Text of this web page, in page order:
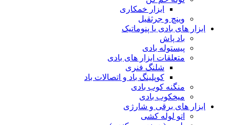
ابزار خمکاری
وینچ و جرثقیل
ابزار های بادی یا پنوماتیک
باد پاش
پیستوله بادی
متعلقات ابزار های بادی
شلنگ فنری
کوپلینگ باد و اتصالات باد
منگنه کوب بادی
میخکوب بادی
ابزار های برقی و شارژی
اتو لوله کشی